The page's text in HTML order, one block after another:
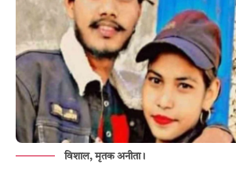
विशाल, मृतक अनीता।